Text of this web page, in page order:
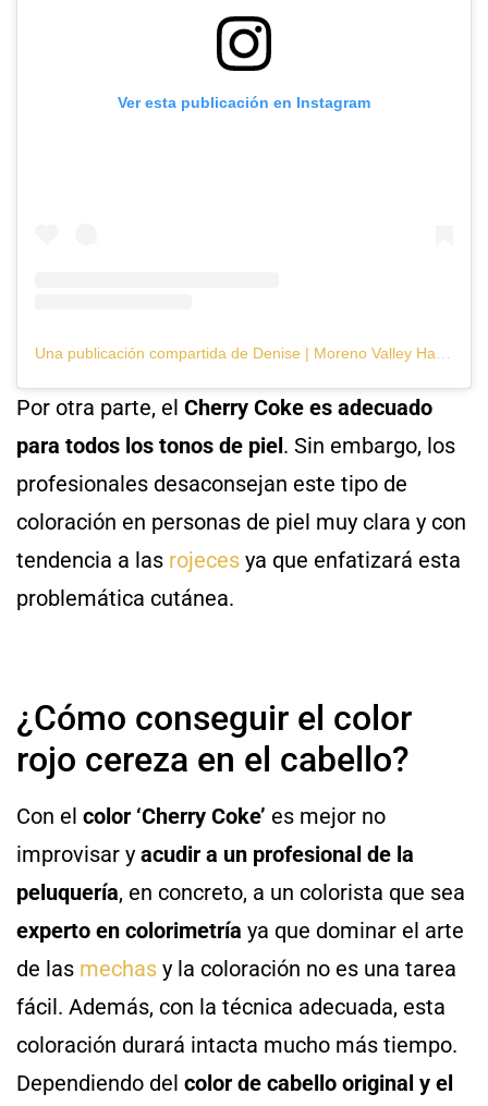
Ver esta publicación en Instagram
Una publicación compartida de Denise | Moreno Valley Hairdresser 🪄 (@styled.by.denise)
Por otra parte, el Cherry Coke es adecuado
para todos los tonos de piel. Sin embargo, los
profesionales desaconsejan este tipo de
coloración en personas de piel muy clara y con
tendencia a las rojeces ya que enfatizará esta
problemática cutánea.
¿Cómo conseguir el color
rojo cereza en el cabello?
Con el color ‘Cherry Coke’ es mejor no
improvisar y acudir a un profesional de la
peluquería, en concreto, a un colorista que sea
experto en colorimetría ya que dominar el arte
de las mechas y la coloración no es una tarea
fácil. Además, con la técnica adecuada, esta
coloración durará intacta mucho más tiempo.
Dependiendo del color de cabello original y el